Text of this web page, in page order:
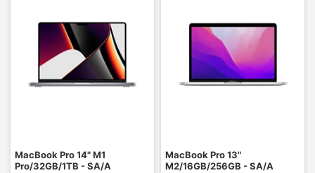
MacBook Pro 14" M1
Pro/32GB/1TB - SA/A
MacBook Pro 13"
M2/16GB/256GB - SA/A